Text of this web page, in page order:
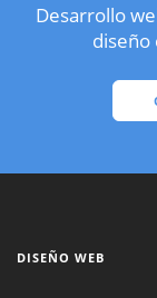
Desarrollo
diseño
DISEÑO WEB